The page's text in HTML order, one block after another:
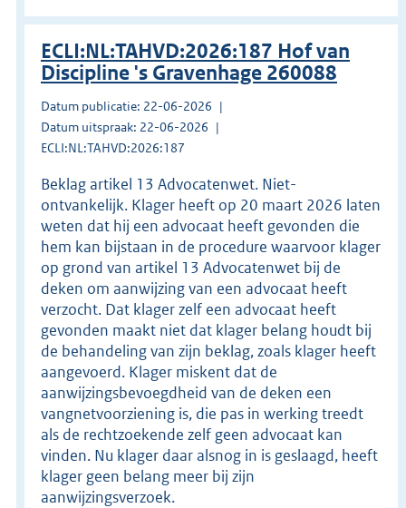
ECLI:NL:TAHVD:2026:187 Hof van
Discipline 's Gravenhage 260088
Datum publicatie: 22-06-2026
Datum uitspraak: 22-06-2026
ECLI:NL:TAHVD:2026:187
Beklag artikel 13 Advocatenwet. Niet-
ontvankelijk. Klager heeft op 20 maart 2026 laten
weten dat hij een advocaat heeft gevonden die
hem kan bijstaan in de procedure waarvoor klager
op grond van artikel 13 Advocatenwet bij de
deken om aanwijzing van een advocaat heeft
verzocht. Dat klager zelf een advocaat heeft
gevonden maakt niet dat klager belang houdt bij
de behandeling van zijn beklag, zoals klager heeft
aangevoerd. Klager miskent dat de
aanwijzingsbevoegdheid van de deken een
vangnetvoorziening is, die pas in werking treedt
als de rechtzoekende zelf geen advocaat kan
vinden. Nu klager daar alsnog in is geslaagd, heeft
klager geen belang meer bij zijn
aanwijzingsverzoek.